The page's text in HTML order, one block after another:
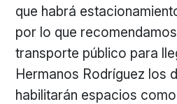
que habrá
por lo que
transporte público para
Hermanos Rodríguez los
habilitarán espacios